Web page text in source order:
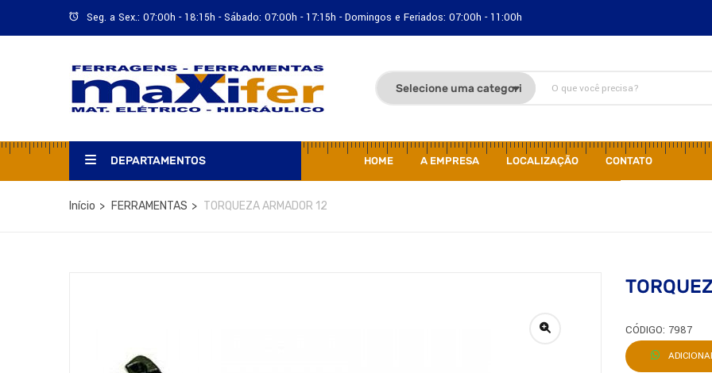
Seg. a Sex.: 07:00h - 18:15h - Sábado: 07:00h - 17:15h - Domingos e Feriados: 07:00h - 11:00h
DEPARTAMENTOS HOME A EMPRESA LOCALIZAÇÃO CONTATO
Início FERRAMENTAS TORQUEZA ARMADOR 12
CÓDIGO: 7987